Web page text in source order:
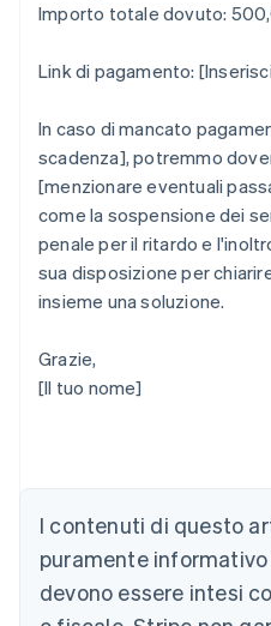
Importo totale dovuto:
Link di pagamento:
In caso di mancato
scadenza], potremmo
[menzionare eventuali
come la sospensione dei
penale per il ritardo e
sua disposizione per
insieme una soluzione.
Grazie,
[Il tuo nome]
I contenuti di questo
puramente
devono essere intesi
Australia
Brasile
Português English
Bulgaria
English